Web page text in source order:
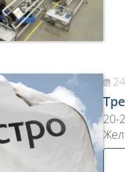
20-